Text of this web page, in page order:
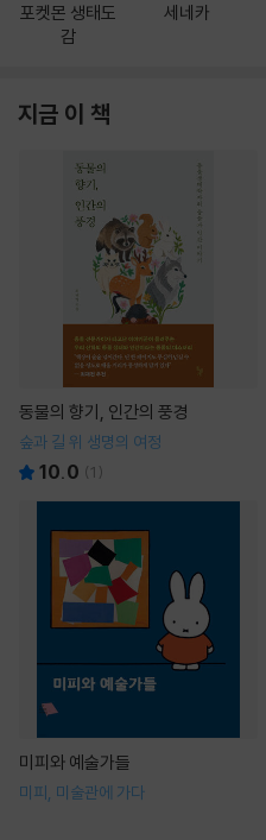
포켓몬 생태도
감
세네카
지금 이 책
동물의 향기, 인간의 풍경
숲과 길 위 생명의 여정
10.0 (1 )
미피와 예술가들
미피, 미술관에 가다